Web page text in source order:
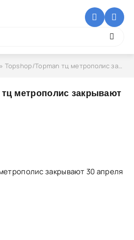
» Topshop/Topman тц метрополис закрывают
метрополис закрывают
закрывают 30 апреля